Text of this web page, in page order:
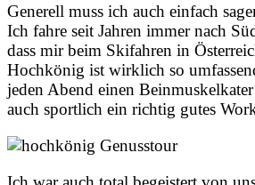
Generell muss ich auch einfach
Ich fahre seit Jahren immer nach
dass mir beim Skifahren in
Hochkönig ist wirklich so
jeden Abend einen
auch sportlich ein richtig gutes